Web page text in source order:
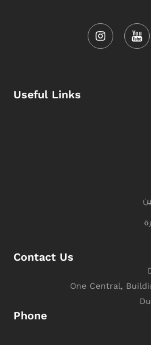
Useful Links
Contact Us
One Central,
Phone